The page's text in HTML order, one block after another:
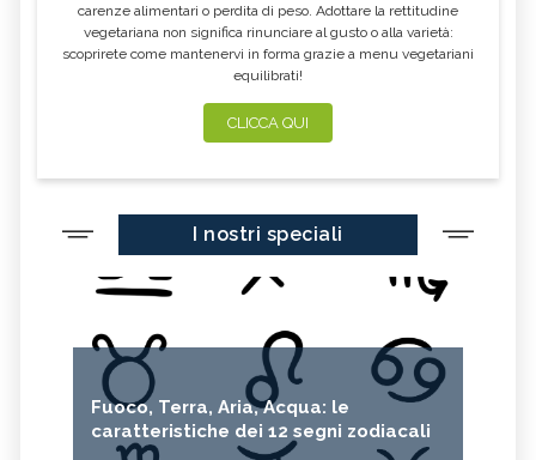
carenze alimentari o perdita di peso. Adottare la rettitudine
vegetariana non significa rinunciare al gusto o alla varietà:
scoprirete come mantenervi in forma grazie a menu vegetariani
equilibrati!
CLICCA QUI
I nostri speciali
Fuoco, Terra, Aria, Acqua: le
caratteristiche dei 12 segni zodiacali